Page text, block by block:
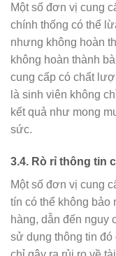
Một số đơn vị cung
chính thống có thể
nhưng không hoàn
không hoàn thành
cung cấp có chất
là sinh viên không
kết quả như mong
sức.
3.4. Rò rỉ thông tin
Một số đơn vị cung
tín có thể không bảo
hàng, dẫn đến nguy
sử dụng thông tin